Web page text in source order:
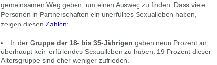
gemeinsamen Weg geben, um einen Ausweg zu finden. Dass viele
Personen in Partnerschaften ein unerfülltes Sexualleben haben,
zeigen diesenZahlen:
In derGruppe der 18- bis 35-Jährigen gaben neun Prozent an,
überhaupt kein erfüllendes Sexualleben zu haben. 19 Prozent dieser
Altersgruppe sind eher weniger zufrieden.